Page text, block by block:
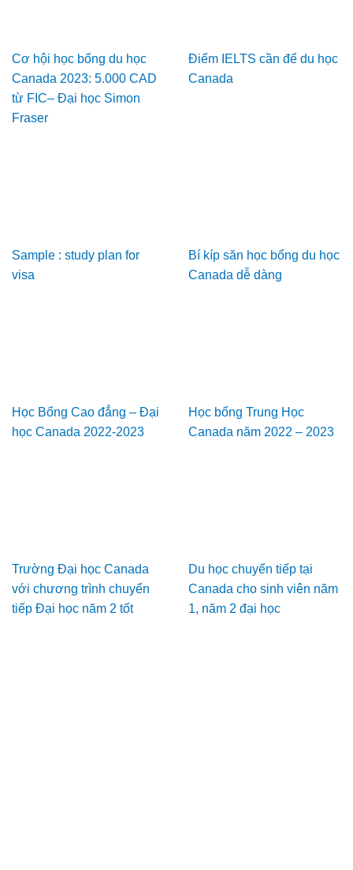
Cơ hội học bổng du học
Canada 2023: 5.000 CAD
từ FIC– Đại học Simon
Fraser
Điểm IELTS cần để du học
Canada
Sample : study plan for
visa
Bí kíp săn học bổng du học
Canada dễ dàng
Học Bổng Cao đẳng – Đại
học Canada 2022-2023
Học bổng Trung Học
Canada năm 2022 – 2023
Trường Đại học Canada
với chương trình chuyển
tiếp Đại học năm 2 tốt
Du học chuyển tiếp tại
Canada cho sinh viên năm
1, năm 2 đại học